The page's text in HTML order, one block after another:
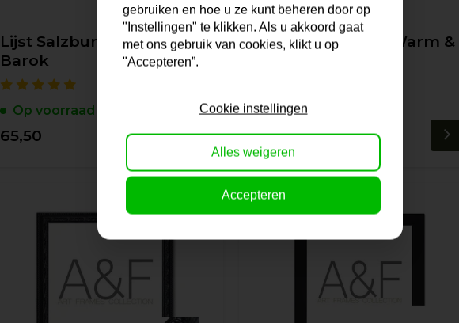
Lijst Salzburg | Goud &
Barok
Op voorraad
65,50
Lijst Notenhout | Warm &
Op voorraad
20,-
gebruiken en hoe u ze kunt beheren door op
"Instellingen" te klikken. Als u akkoord gaat
met ons gebruik van cookies, klikt u op
"Accepteren”.
Cookie instellingen
Alles weigeren
Accepteren